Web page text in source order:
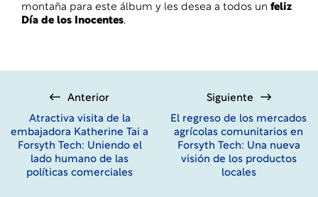
montaña para este álbum y les desea a todos un feliz
Día de los Inocentes.
Anterior
Atractiva visita de la
embajadora Katherine Tai a
Forsyth Tech: Uniendo el
lado humano de las
políticas comerciales
Siguiente
El regreso de los mercados
agrícolas comunitarios en
Forsyth Tech: Una nueva
visión de los productos
locales